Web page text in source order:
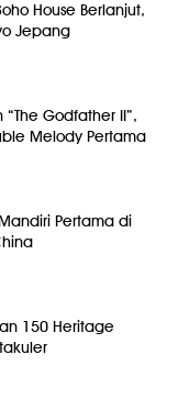
House Berlanjut,
Jepang
Godfather II”,
Melody Pertama
Pertama di
150 Heritage